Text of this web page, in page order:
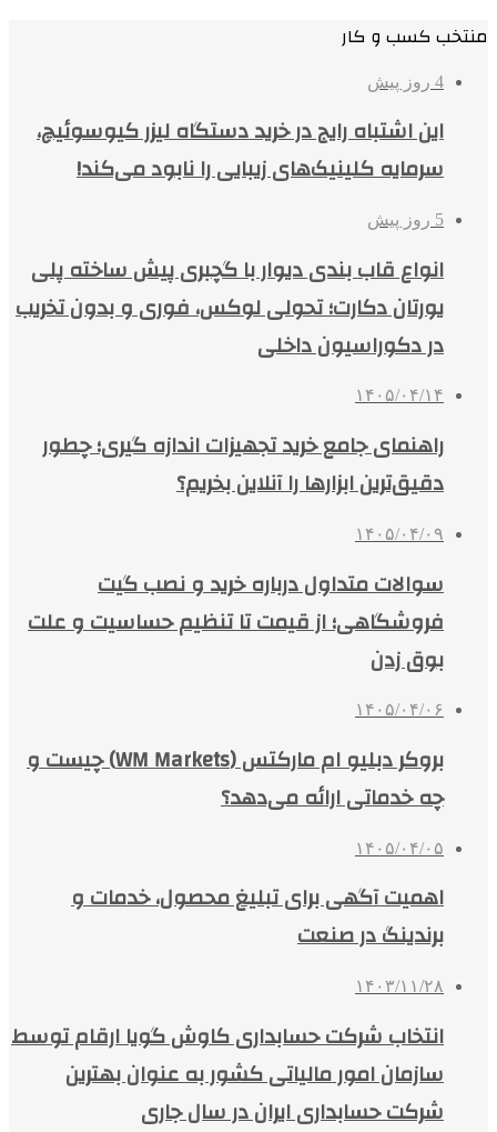
منتخب کسب و کار
4 روز پیش
این اشتباه رایج در خرید دستگاه لیزر کیوسوئیچ،
سرمایه کلینیک‌های زیبایی را نابود می‌کند!
5 روز پیش
انواع قاب بندی دیوار با گچبری پیش ساخته پلی
یورتان دکارت؛ تحولی لوکس، فوری و بدون تخریب
در دکوراسیون داخلی
۱۴۰۵/۰۴/۱۴
راهنمای جامع خرید تجهیزات اندازه گیری؛ چطور
دقیق‌ترین ابزارها را آنلاین بخریم؟
۱۴۰۵/۰۴/۰۹
سوالات متداول درباره خرید و نصب گیت
فروشگاهی؛ از قیمت تا تنظیم حساسیت و علت
بوق زدن
۱۴۰۵/۰۴/۰۶
بروکر دبلیو ام مارکتس (WM Markets) چیست و
چه خدماتی ارائه می‌دهد؟
۱۴۰۵/۰۴/۰۵
اهمیت آگهی برای تبلیغ محصول، خدمات و
برندینگ در صنعت
۱۴۰۳/۱۱/۲۸
انتخاب شرکت حسابداری کاوش گویا ارقام توسط
سازمان امور مالیاتی کشور به عنوان بهترین
شرکت حسابداری ایران در سال جاری